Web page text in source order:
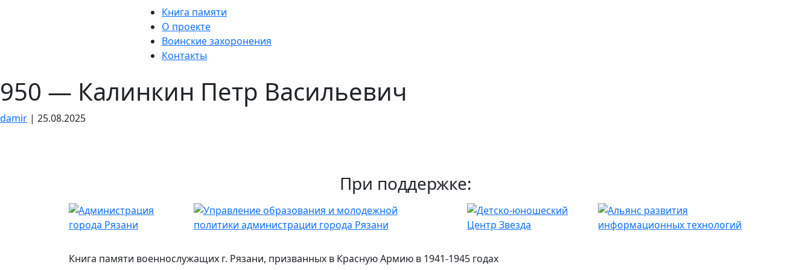
Книга памяти
О проекте
Воинские захоронения
Контакты
950 — Калинкин Петр Васильевич
damir | 25.08.2025
При поддержке:
Книга памяти военнослужащих г. Рязани, призванных в Красную Армию в 1941-1945 годах